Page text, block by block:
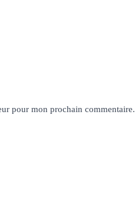
pour mon prochain commentaire.